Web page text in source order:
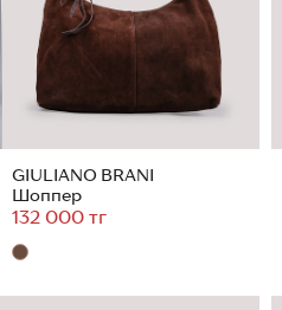
GIULIANO BRANI
Шоппер
132 000 тг